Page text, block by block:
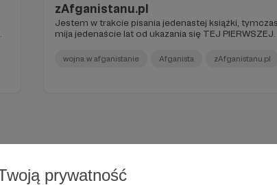
prywatność
zAfganistanu.pl
Jestem w trakcie pisania jedenastej książki,
mija jedenaście lat od ukazania się TEJ PIERWSZEJ.
wojna w afganistanie Afganista zAfganistanu.pl